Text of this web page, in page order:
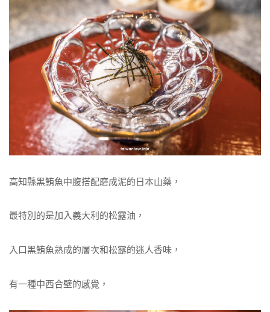
高知縣黑鮪魚中腹搭配磨成泥的日本山藥，
最特別的是加入義大利的松露油，
入口黑鮪魚熟成的層次和松露的迷人香味，
有一種中西合壁的感覺，